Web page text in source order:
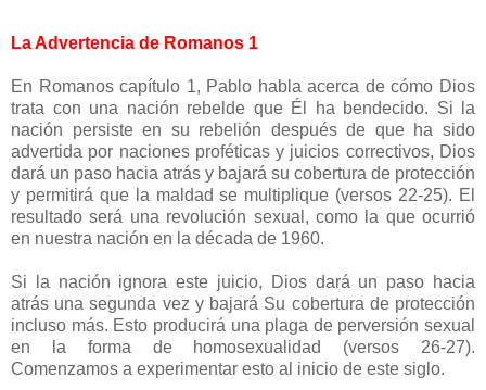
La Advertencia de Romanos 1
En Romanos capítulo 1, Pablo habla acerca de cómo Dios
trata con una nación rebelde que Él ha bendecido. Si la
nación persiste en su rebelión después de que ha sido
advertida por naciones proféticas y juicios correctivos, Dios
dará un paso hacia atrás y bajará su cobertura de protección
y permitirá que la maldad se multiplique (versos 22-25). El
resultado será una revolución sexual, como la que ocurrió
en nuestra nación en la década de 1960.
Si la nación ignora este juicio, Dios dará un paso hacia
atrás una segunda vez y bajará Su cobertura de protección
incluso más. Esto producirá una plaga de perversión sexual
en la forma de homosexualidad (versos 26-27).
Comenzamos a experimentar esto al inicio de este siglo.